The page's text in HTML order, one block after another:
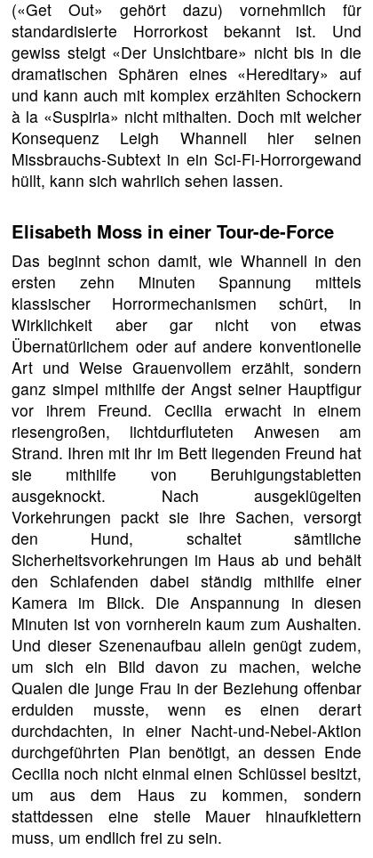
(«Get Out» gehört dazu) vornehmlich für
standardisierte Horrorkost bekannt ist. Und
gewiss steigt «Der Unsichtbare» nicht bis in die
dramatischen Sphären eines «Hereditary» auf
und kann auch mit komplex erzählten Schockern
à la «Suspiria» nicht mithalten. Doch mit welcher
Konsequenz Leigh Whannell hier seinen
Missbrauchs-Subtext in ein Sci-Fi-Horrorgewand
hüllt, kann sich wahrlich sehen lassen.
Elisabeth Moss in einer Tour-de-Force
Das beginnt schon damit, wie Whannell in den
ersten zehn Minuten Spannung mittels
klassischer Horrormechanismen schürt, in
Wirklichkeit aber gar nicht von etwas
Übernatürlichem oder auf andere konventionelle
Art und Weise Grauenvollem erzählt, sondern
ganz simpel mithilfe der Angst seiner Hauptfigur
vor ihrem Freund. Cecilia erwacht in einem
riesengroßen, lichtdurfluteten Anwesen am
Strand. Ihren mit ihr im Bett liegenden Freund hat
sie mithilfe von Beruhigungstabletten
ausgeknockt. Nach ausgeklügelten
Vorkehrungen packt sie ihre Sachen, versorgt
den Hund, schaltet sämtliche
Sicherheitsvorkehrungen im Haus ab und behält
den Schlafenden dabei ständig mithilfe einer
Kamera im Blick. Die Anspannung in diesen
Minuten ist von vornherein kaum zum Aushalten.
Und dieser Szenenaufbau allein genügt zudem,
um sich ein Bild davon zu machen, welche
Qualen die junge Frau in der Beziehung offenbar
erdulden musste, wenn es einen derart
durchdachten, in einer Nacht-und-Nebel-Aktion
durchgeführten Plan benötigt, an dessen Ende
Cecilia noch nicht einmal einen Schlüssel besitzt,
um aus dem Haus zu kommen, sondern
stattdessen eine steile Mauer hinaufklettern
muss, um endlich frei zu sein.